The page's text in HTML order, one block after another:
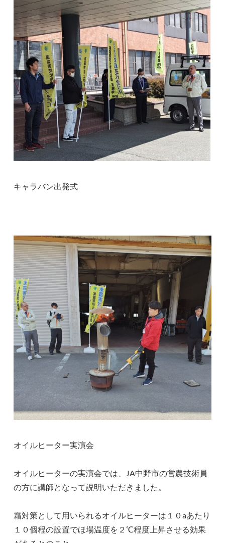
キャラバン出発式
オイルヒーター実演会
オイルヒーターの実演会では、JA中野市の営農技術員
の方に講師となって説明いただきました。
霜対策として用いられるオイルヒーターは１０aあたり
１０個程の設置でほ場温度を２℃程度上昇させる効果